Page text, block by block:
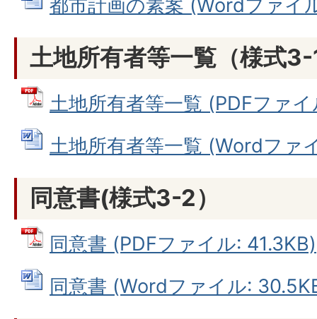
都市計画の素案 (Wordファイ
土地所有者等一覧（様式3-
土地所有者等一覧 (PDFファ
土地所有者等一覧 (Wordファ
同意書(様式3-2）
同意書 (PDFファイル: 41.3KB)
同意書 (Wordファイル: